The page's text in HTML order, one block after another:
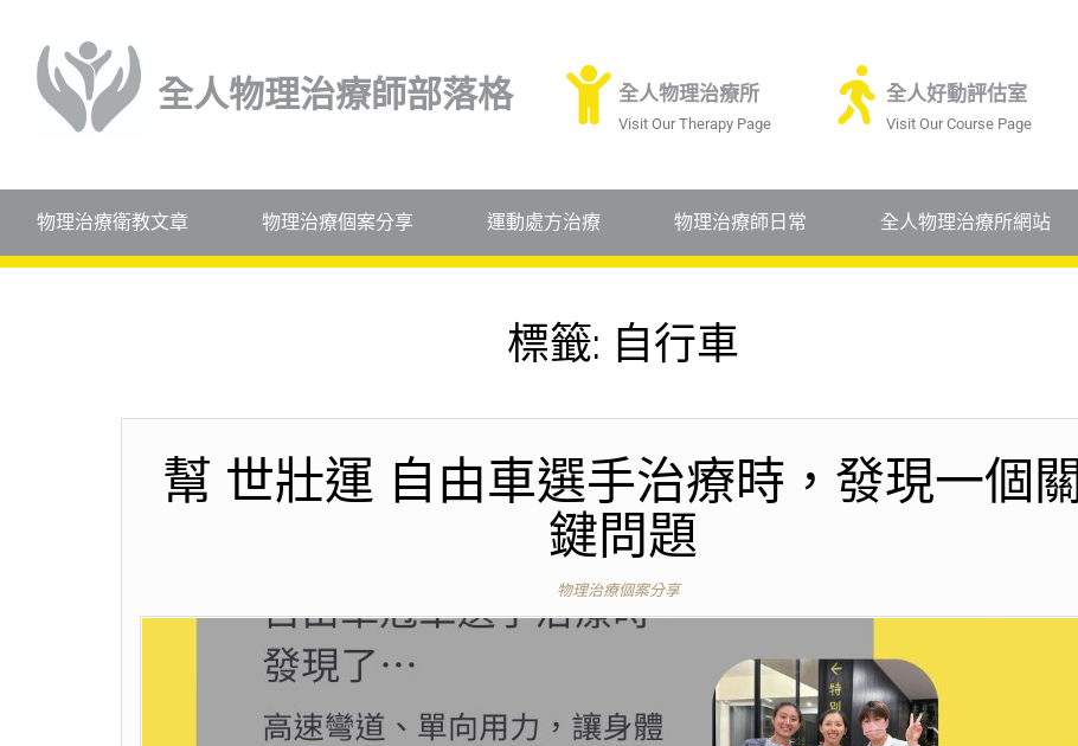
全人物理治療師部落格 全人物理治療所
Visit Our Therapy Page
全人好動評估室
Visit Our Course Page
物理治療衛教文章 物理治療個案分享 運動處方治療 物理治療師日常 全人物理治療所網站
標籤: 自行車
幫 世壯運 自由車選手治療時，發現一個關
鍵問題
物理治療個案分享